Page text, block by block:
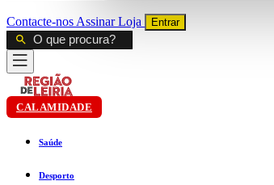
Contacte-nos AssinarLoja Entrar
CALAMIDADE
Saúde
Desporto